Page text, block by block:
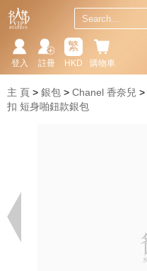
購物車
繁
HKD
註冊
登入
主 頁 銀包 Chanel 香奈兒
扣 短身啪鈕款銀包